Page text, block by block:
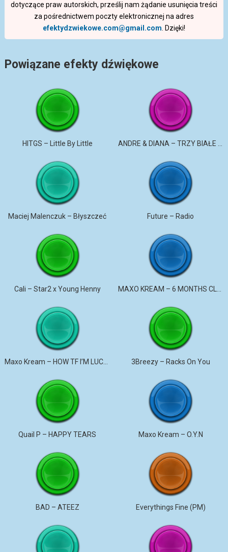
dotyczące praw autorskich, prześlij nam żądanie usunięcia treści
za pośrednictwem poczty elektronicznej na adres
efektydzwiekowe.com@gmail.com . Dzięki!
Powiązane efekty dźwiękowe
HITGS – Little By Little
Maciej Malenczuk – Błyszczeć Future – Radio
Cali – Star2 x Young Henny
Maxo Kream – HOW TF I’M LUCKY 3Breezy – Racks On You
Quail P – HAPPY TEARS Maxo Kream – O.Y.N
BAD – ATEEZ Everythings Fine (PM)